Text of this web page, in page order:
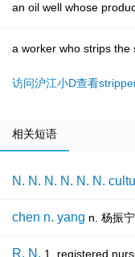
an oil well whose
a worker who strips the
访问沪江小D查看
相关短语
N. N. N. N. N. N.
chen n. yang n. 杨振宁
R. N. 1. registered